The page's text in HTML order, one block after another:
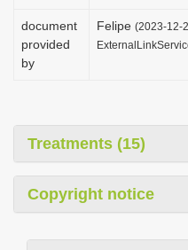
document
provided
by
Felipe (2023-12-
Treatments (15)
Copyright notice